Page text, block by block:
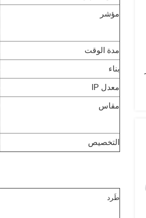
مؤشر
مدة الوقت
بناء
معدل IP
مقاس
التخصيص
طَرد